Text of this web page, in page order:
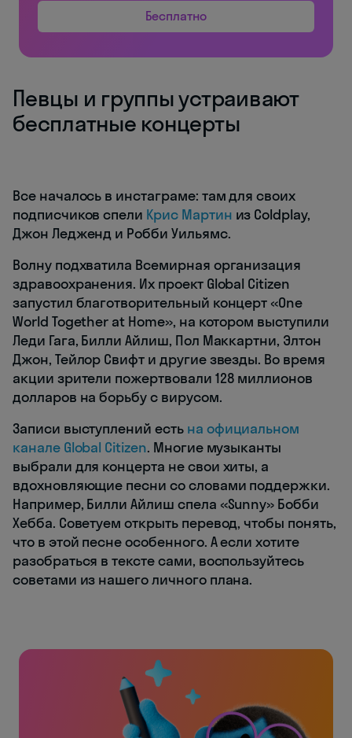
Бесплатно
Певцы и группы устраивают
бесплатные концерты
Все началось в инстаграме: там для своих
подписчиков спели Крис Мартин из Coldplay,
Джон Ледженд и Робби Уильямс.
Волну подхватила Всемирная организация
здравоохранения. Их проект Global Citizen
запустил благотворительный концерт «One
World Together at Home», на котором выступили
Леди Гага, Билли Айлиш, Пол Маккартни, Элтон
Джон, Тейлор Свифт и другие звезды. Во время
акции зрители пожертвовали 128 миллионов
долларов на борьбу с вирусом.
Записи выступлений есть на официальном
канале Global Citizen. Многие музыканты
выбрали для концерта не свои хиты, а
вдохновляющие песни со словами поддержки.
Например, Билли Айлиш спела «Sunny» Бобби
Хебба. Советуем открыть перевод, чтобы понять,
что в этой песне особенного. А если хотите
разобраться в тексте сами, воспользуйтесь
советами из нашего личного плана.